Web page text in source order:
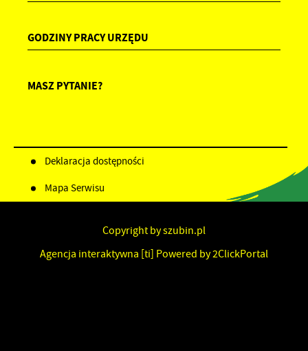
GODZINY PRACY URZĘDU
MASZ PYTANIE?
Deklaracja dostępności
Mapa Serwisu
Copyright by szubin.pl
Agencja interaktywna [ti] Powered by2ClickPortal